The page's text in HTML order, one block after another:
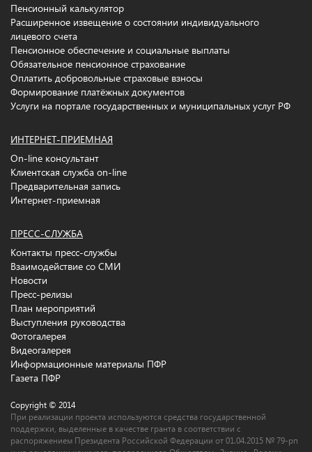
Пенсионный калькулятор
Расширенное извещение о состоянии индивидуального
лицевого счета
Пенсионное обеспечение и социальные выплаты
Обязательное пенсионное страхование
Оплатить добровольные страховые взносы
Формирование платёжных документов
Услуги на портале государственных и муниципальных услуг РФ
ИНТЕРНЕТ-ПРИЕМНАЯ
On-line консультант
Клиентская служба on-line
Предварительная запись
Интернет-приемная
ПРЕСС-СЛУЖБА
Контакты пресс-службы
Взаимодействие со СМИ
Новости
Пресс-релизы
План мероприятий
Выступления руководства
Фотогалерея
Видеогалерея
Информационные материалы ПФР
Газета ПФР
Copyright © 2014
При реализации проекта используются средства государственной
поддержки, выделенные в качестве гранта в соответствии c
распоряжением Президента Российской Федерации от 01.04.2015 № 79-рп